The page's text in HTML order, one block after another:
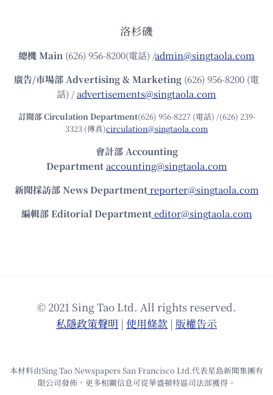
洛杉磯
總機Main (626) 956-8200(電話) /admin@singtaola.com
廣告/市場部Advertising & Marketing (626) 956-8200 (電
話) /advertisements@singtaola.com
訂閱部 Circulation Department(626) 956-8227 (電話) /(626) 239-
3323 (傳真)circulation@singtaola.com
會計部 Accounting
Department accounting@singtaola.com
新聞採訪部 News Department reporter@singtaola.com
編輯部 Editorial Department editor@singtaola.com
© 2021 Sing Tao Ltd. All rights reserved.
私隱政策聲明 | 使⽤條款 | 版權告⽰
本材料由Sing Tao Newspapers San Francisco Ltd.代表星島新聞集團有
限公司發佈，更多相關信息可從華盛頓特區司法部獲得。